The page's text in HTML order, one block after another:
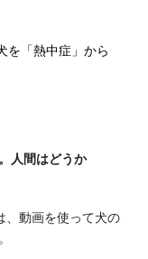
を「熱中症」から
人間はどうか
、動画を使って犬の